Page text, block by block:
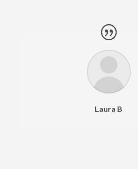
Laura B